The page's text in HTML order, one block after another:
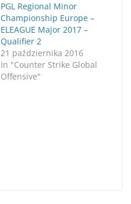
PGL Regional Minor
Championship Europe –
ELEAGUE Major 2017 –
Qualifier 2
21 października 2016
In "Counter Strike Global
Offensive"